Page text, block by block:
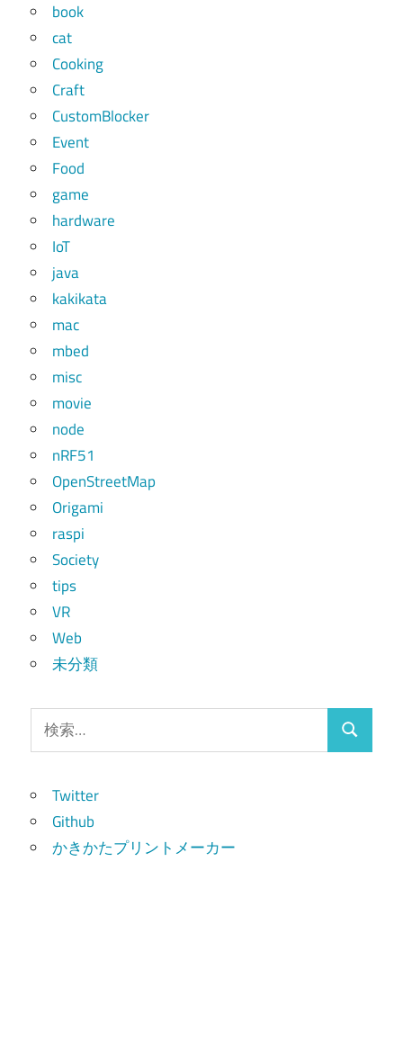
book
cat
Cooking
Craft
CustomBlocker
Event
Food
game
hardware
IoT
java
kakikata
mac
mbed
misc
movie
node
nRF51
OpenStreetMap
Origami
raspi
Society
tips
VR
Web
未分類
索:
検
Twitter
Github
かきかたプリントメーカー